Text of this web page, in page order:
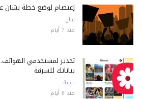
إعتصام لوضع خطة بشأن
لبنان
منذ 7 أيام
تحذير لمستخدمي
بياناتك للسرقة
تقنية
منذ 6 أيام